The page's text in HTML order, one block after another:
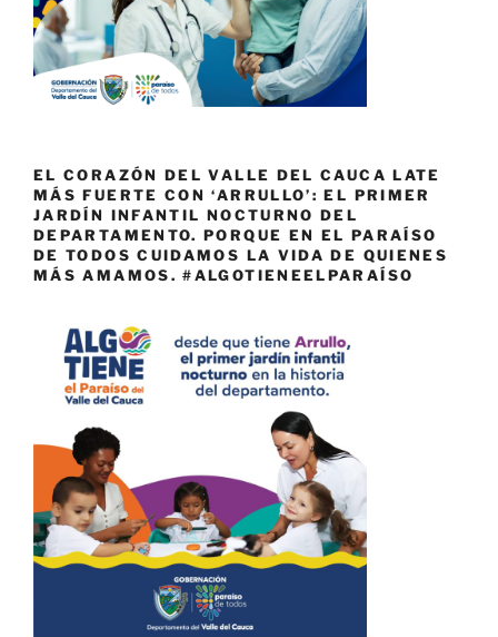
EL CORAZÓN DEL VALLE DEL CAUCA LATE
MÁS FUERTE CON ‘ARRULLO’: EL PRIMER
JARDÍN INFANTIL NOCTURNO DEL
DEPARTAMENTO. PORQUE EN EL PARAÍSO
DE TODOS CUIDAMOS LA VIDA DE QUIENES
MÁS AMAMOS. #ALGOTIENEELPARAÍSO